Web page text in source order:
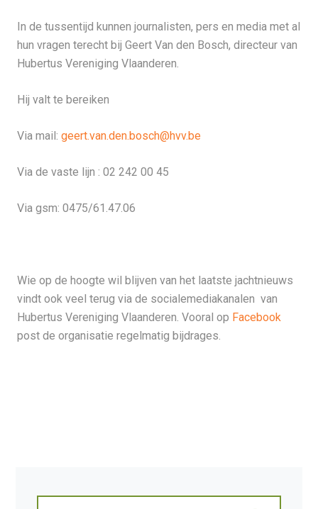
In de tussentijd kunnen journalisten, pers en media met al
hun vragen terecht bij Geert Van den Bosch, directeur van
Hubertus Vereniging Vlaanderen.
Hij valt te bereiken
Via mail: geert.van.den.bosch@hvv.be
Via de vaste lijn : 02 242 00 45
Via gsm: 0475/61.47.06
Wie op de hoogte wil blijven van het laatste jachtnieuws
vindt ook veel terug via de socialemediakanalen van
Hubertus Vereniging Vlaanderen. Vooral op Facebook
post de organisatie regelmatig bijdrages.